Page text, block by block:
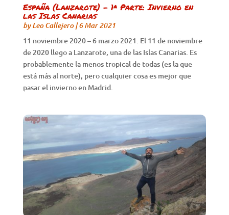
España (Lanzarote) – 1ª Parte: Invierno en
las Islas Canarias
byLeo Callejero|6 Mar 2021
11 noviembre 2020 – 6 marzo 2021. El 11 de noviembre
de 2020 llego a Lanzarote, una de las Islas Canarias. Es
probablemente la menos tropical de todas (es la que
está más al norte), pero cualquier cosa es mejor que
pasar el invierno en Madrid.